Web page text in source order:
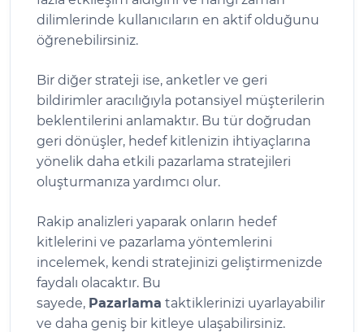
dilimlerinde kullanıcıların en aktif olduğunu
öğrenebilirsiniz.
Bir diğer strateji ise, anketler ve geri
bildirimler aracılığıyla potansiyel müşterilerin
beklentilerini anlamaktır. Bu tür doğrudan
geri dönüşler, hedef kitlenizin ihtiyaçlarına
yönelik daha etkili pazarlama stratejileri
oluşturmanıza yardımcı olur.
Rakip analizleri yaparak onların hedef
kitlelerini ve pazarlama yöntemlerini
incelemek, kendi stratejinizi geliştirmenizde
faydalı olacaktır. Bu
sayede, Pazarlama taktiklerinizi uyarlayabilir
ve daha geniş bir kitleye ulaşabilirsiniz.